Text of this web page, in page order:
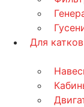
Для катков